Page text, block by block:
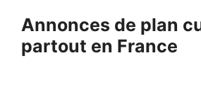
contenu
Annonces de plan
partout en France